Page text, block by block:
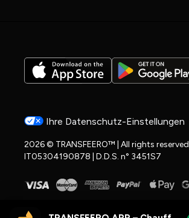
Ihre Datenschutz-Einstellungen
2026 © TRANSFEERO™ | All rights reserved |
IT05304190878 | D.D.S. n° 3451S7